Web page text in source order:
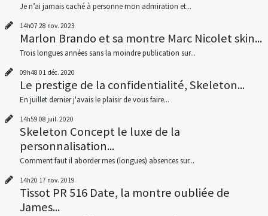
Je n’ai jamais caché à personne mon admiration et...
14h07 28 nov. 2023
Marlon Brando et sa montre Marc Nicolet skin...
Trois longues années sans la moindre publication sur...
09h48 01 déc. 2020
Le prestige de la confidentialité, Skeleton...
En juillet dernier j'avais le plaisir de vous faire...
14h59 08 juil. 2020
Skeleton Concept le luxe de la
personnalisation...
Comment faut il aborder mes (longues) absences sur...
14h20 17 nov. 2019
Tissot PR 516 Date, la montre oubliée de
James...